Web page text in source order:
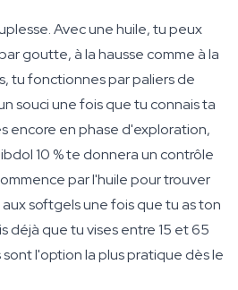
Avec une huile, tu peux
goutte, à la hausse comme à la
tu fonctionnes par paliers de
souci une fois que tu connais ta
encore en phase d'exploration,
10 % te donnera un contrôle
par l'huile pour trouver
softgels une fois que tu as ton
déjà que tu vises entre 15 et 65
l'option la plus pratique dès le